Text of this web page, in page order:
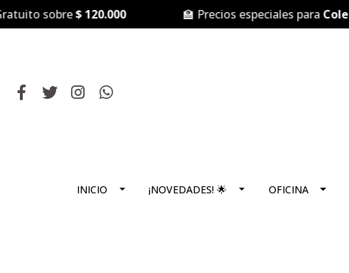
sobre$ 120.000 🏫 Precios especiales para
INICIO ¡NOVEDADES! 🌟 OFICINA